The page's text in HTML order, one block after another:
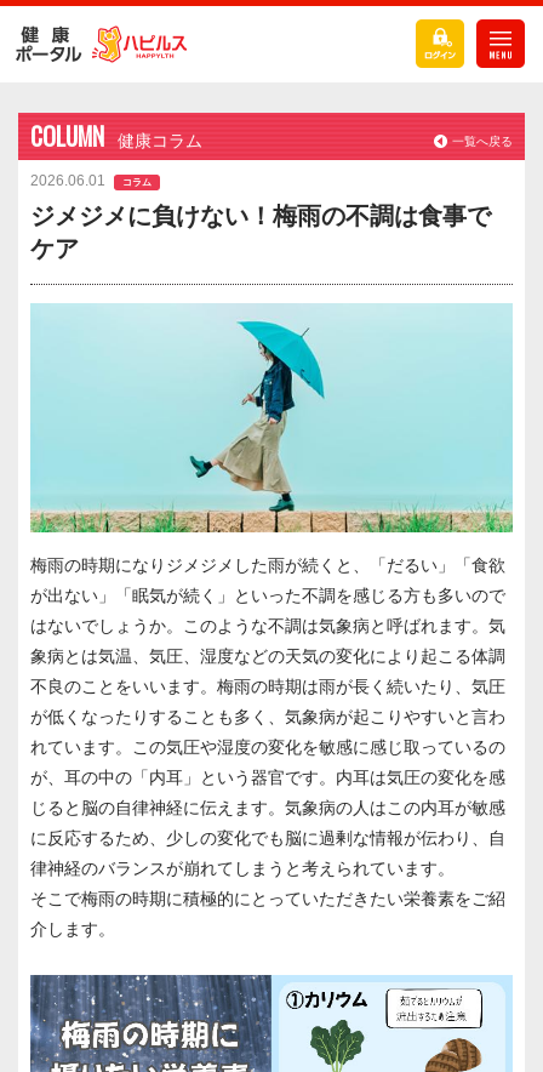
COLUMN 健康コラム 一覧へ戻る
2026.06.01 コラム
ジメジメに負けない！梅雨の不調は食事で
ケア
梅雨の時期になりジメジメした雨が続くと、「だるい」「食欲
が出ない」「眠気が続く」といった不調を感じる方も多いので
はないでしょうか。このような不調は気象病と呼ばれます。気
象病とは気温、気圧、湿度などの天気の変化により起こる体調
不良のことをいいます。梅雨の時期は雨が⾧く続いたり、気圧
が低くなったりすることも多く、気象病が起こりやすいと言わ
れています。この気圧や湿度の変化を敏感に感じ取っているの
が、耳の中の「内耳」という器官です。内耳は気圧の変化を感
じると脳の自律神経に伝えます。気象病の人はこの内耳が敏感
に反応するため、少しの変化でも脳に過剰な情報が伝わり、自
律神経のバランスが崩れてしまうと考えられています。
そこで梅雨の時期に積極的にとっていただきたい栄養素をご紹
介します。